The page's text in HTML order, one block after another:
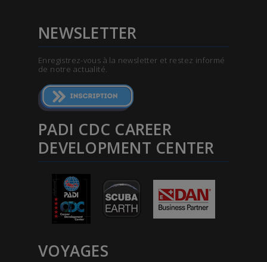
NEWSLETTER
Enregistrez-vous à la newsletter et restez informé
de notre actualité.
PADI CDC CAREER
DEVELOPMENT CENTER
VOYAGES